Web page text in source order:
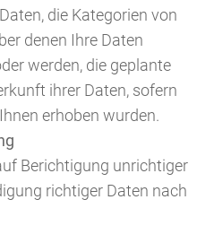
die Kategorien von
denen Ihre Daten
werden, die geplante
ihrer Daten, sofern
erhoben wurden.
Berichtigung unrichtiger
richtiger Daten nach